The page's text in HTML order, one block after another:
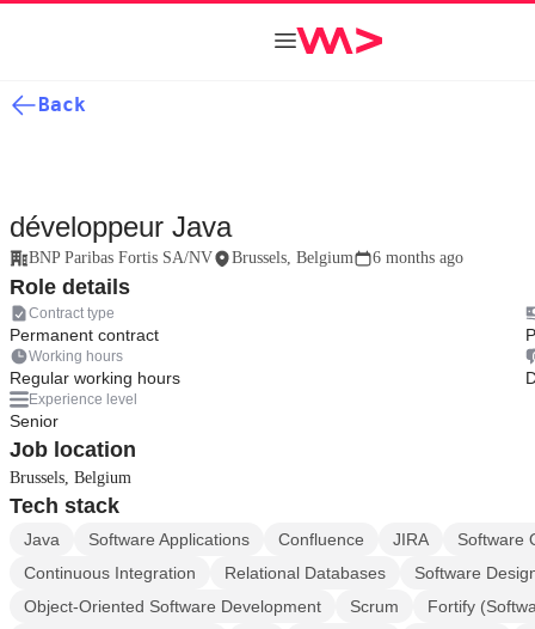
Back
développeur Java
BNP Paribas Fortis SA/NV Brussels, Belgium 6 months ago
Role details
Contract type
Permanent contract
Working hours
Regular working hours
Experience level
Senior
Job location
Brussels, Belgium
Tech stack
Java Software Applications Confluence JIRA
Software
Continuous Integration
Relational Databases
Software
Object-Oriented Software Development
Scrum
Fortify